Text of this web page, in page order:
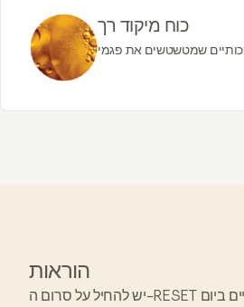
כוח מיקוד רך
שמטשטשים את פגמי
הוראות
יש להחיל על סרום ה-RESET פעמיים ביום